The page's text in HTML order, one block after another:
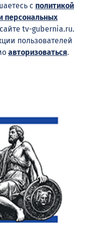
с политикой
персональных
tv-gubernia.ru.
пользователей
авторизоваться.